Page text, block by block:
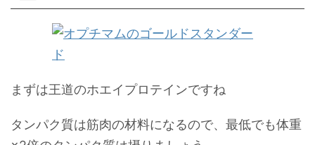
まずは王道のホエイプロテインですね
タンパク質は筋肉の材料になるので、最低でも体重